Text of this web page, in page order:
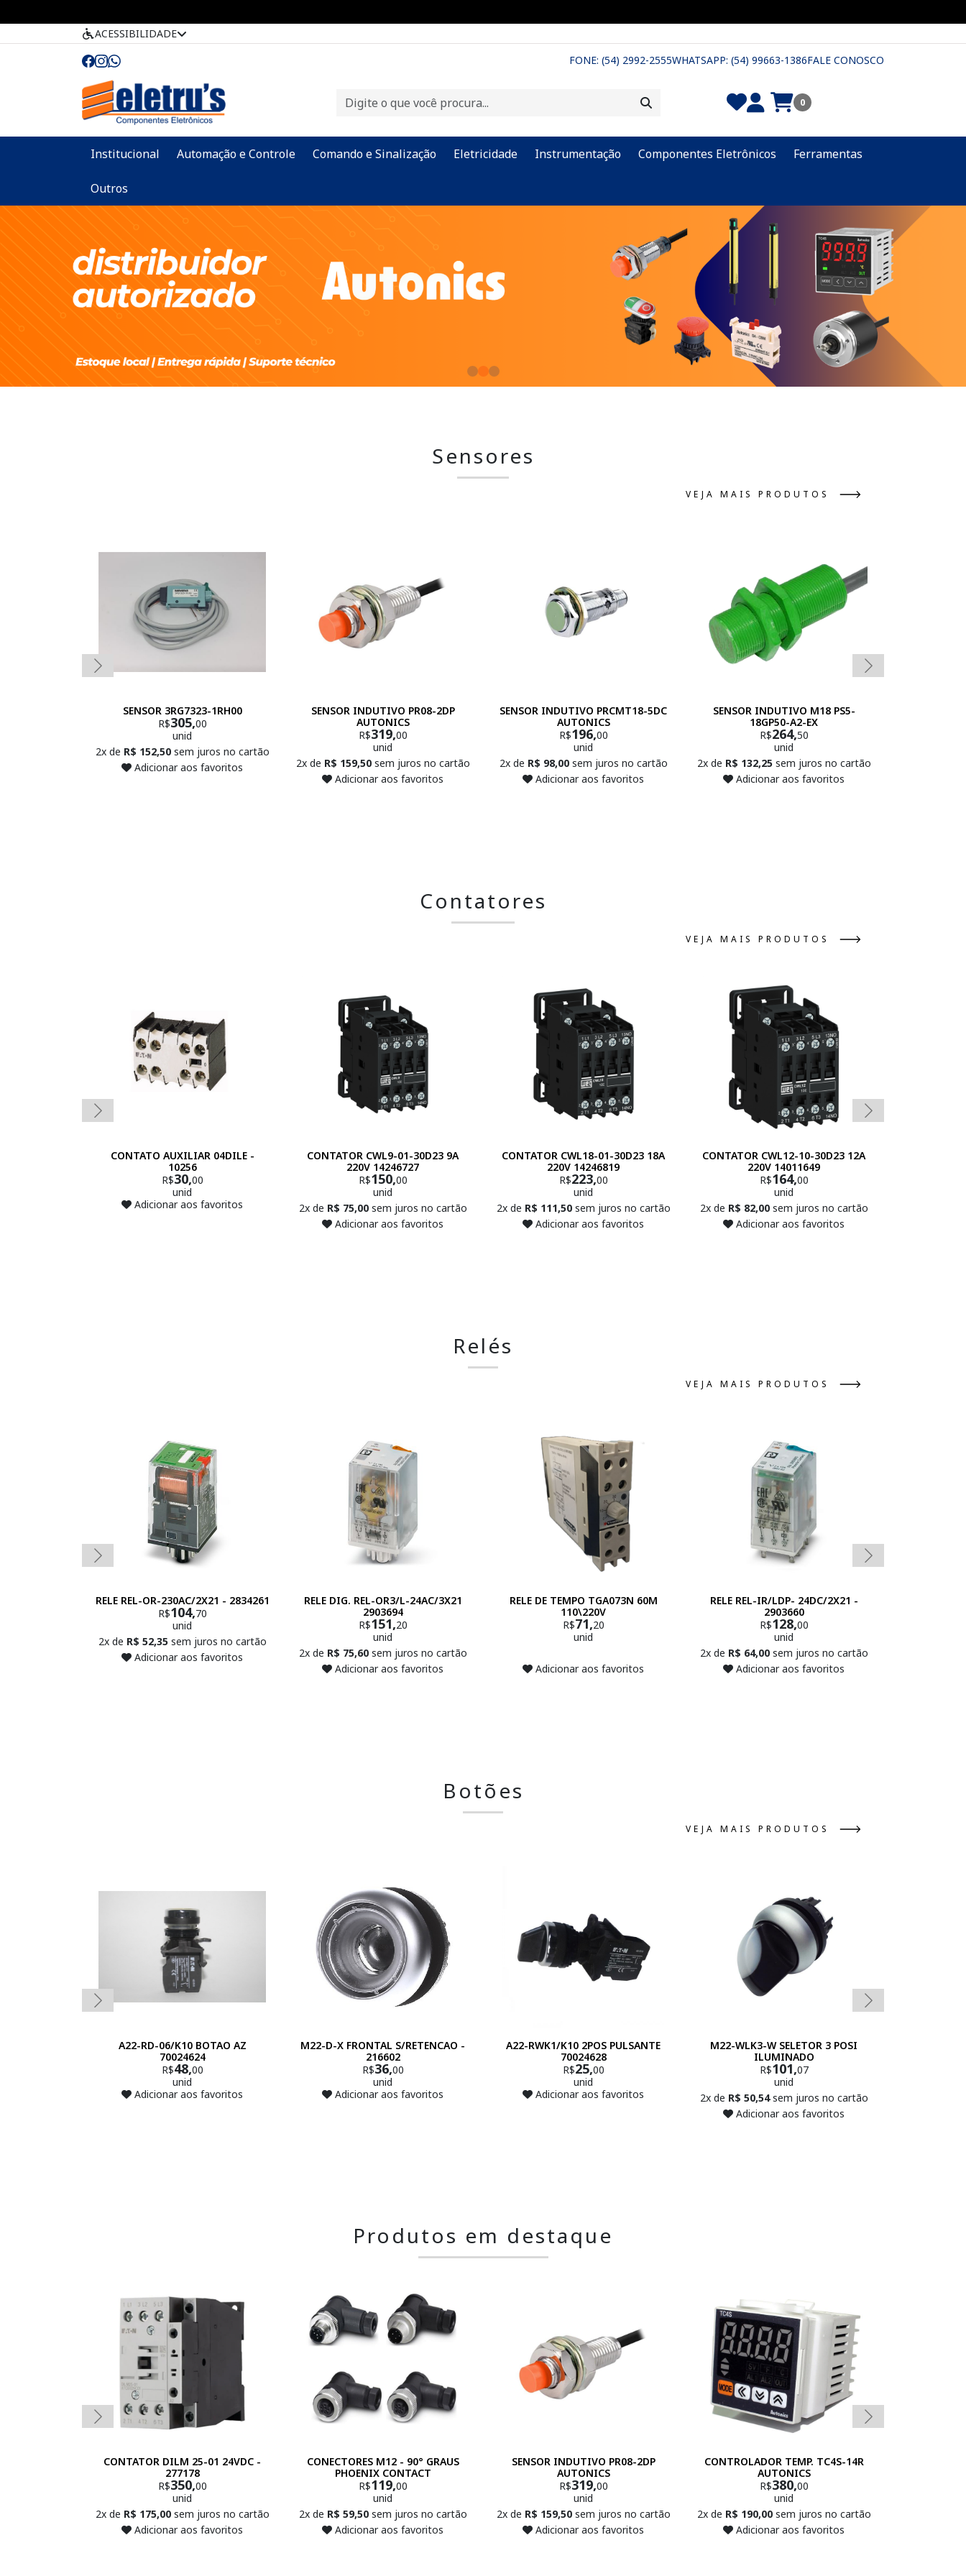
ACESSIBILIDADE
FONE: (54) 2992-2555WHATSAPP: (54) 99663-1386FALE CONOSCO
0
Institucional Automação e Controle Comando e Sinalização Eletricidade Instrumentação Componentes Eletrônicos Ferramentas
Outros
Sensores
VEJA MAIS PRODUTOS
SENSOR 3RG7323-1RH00
R$305,00
unid
2x de R$ 152,50sem juros no cartão
Adicionar aos favoritos
SENSOR INDUTIVO PR08-2DP
AUTONICS
R$319,00
unid
2x de R$ 159,50sem juros no cartão
Adicionar aos favoritos
SENSOR INDUTIVO PRCMT18-5DC
AUTONICS
R$196,00
unid
2x de R$ 98,00sem juros no cartão
Adicionar aos favoritos
SENSOR INDUTIVO M18 PS5-
18GP50-A2-EX
R$264,50
unid
2x de R$ 132,25sem juros no cartão
Adicionar aos favoritos
Contatores
VEJA MAIS PRODUTOS
CONTATO AUXILIAR 04DILE -
10256
R$30,00
unid
Adicionar aos favoritos
CONTATOR CWL9-01-30D23 9A
220V 14246727
R$150,00
unid
2x de R$ 75,00sem juros no cartão
Adicionar aos favoritos
CONTATOR CWL18-01-30D23 18A
220V 14246819
R$223,00
unid
2x de R$ 111,50sem juros no cartão
Adicionar aos favoritos
CONTATOR CWL12-10-30D23 12A
220V 14011649
R$164,00
unid
2x de R$ 82,00sem juros no cartão
Adicionar aos favoritos
Relés
VEJA MAIS PRODUTOS
RELE REL-OR-230AC/2X21 - 2834261
R$104,70
unid
2x de R$ 52,35sem juros no cartão
Adicionar aos favoritos
RELE DIG. REL-OR3/L-24AC/3X21
2903694
R$151,20
unid
2x de R$ 75,60sem juros no cartão
Adicionar aos favoritos
RELE DE TEMPO TGA073N 60M
110\220V
R$71,20
unid
Adicionar aos favoritos
RELE REL-IR/LDP- 24DC/2X21 -
2903660
R$128,00
unid
2x de R$ 64,00sem juros no cartão
Adicionar aos favoritos
Botões
VEJA MAIS PRODUTOS
A22-RD-06/K10 BOTAO AZ
70024624
R$48,00
unid
Adicionar aos favoritos
M22-D-X FRONTAL S/RETENCAO -
216602
R$36,00
unid
Adicionar aos favoritos
A22-RWK1/K10 2POS PULSANTE
70024628
R$25,00
unid
Adicionar aos favoritos
M22-WLK3-W SELETOR 3 POSI
ILUMINADO
R$101,07
unid
2x de R$ 50,54sem juros no cartão
Adicionar aos favoritos
Produtos em destaque
CONTATOR DILM 25-01 24VDC -
277178
R$350,00
unid
2x de R$ 175,00sem juros no cartão
Adicionar aos favoritos
CONECTORES M12 - 90° GRAUS
PHOENIX CONTACT
R$119,00
unid
2x de R$ 59,50sem juros no cartão
Adicionar aos favoritos
SENSOR INDUTIVO PR08-2DP
AUTONICS
R$319,00
unid
2x de R$ 159,50sem juros no cartão
Adicionar aos favoritos
CONTROLADOR TEMP. TC4S-14R
AUTONICS
R$380,00
unid
2x de R$ 190,00sem juros no cartão
Adicionar aos favoritos